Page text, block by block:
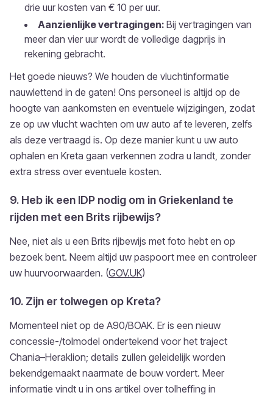
drie uur kosten van € 10 per uur.
Aanzienlijke vertragingen: Bij vertragingen van
meer dan vier uur wordt de volledige dagprijs in
rekening gebracht.
Het goede nieuws? We houden de vluchtinformatie
nauwlettend in de gaten! Ons personeel is altijd op de
hoogte van aankomsten en eventuele wijzigingen, zodat
ze op uw vlucht wachten om uw auto af te leveren, zelfs
als deze vertraagd is. Op deze manier kunt u uw auto
ophalen en Kreta gaan verkennen zodra u landt, zonder
extra stress over eventuele kosten.
9. Heb ik een IDP nodig om in Griekenland te
rijden met een Brits rijbewijs?
Nee, niet als u een Brits rijbewijs met foto hebt en op
bezoek bent. Neem altijd uw paspoort mee en controleer
uw huurvoorwaarden. (GOV.UK)
10. Zijn er tolwegen op Kreta?
Momenteel niet op de A90/BOAK. Er is een nieuw
concessie-/tolmodel ondertekend voor het traject
Chania–Heraklion; details zullen geleidelijk worden
bekendgemaakt naarmate de bouw vordert. Meer
informatie vindt u in ons artikel over tolheffing in